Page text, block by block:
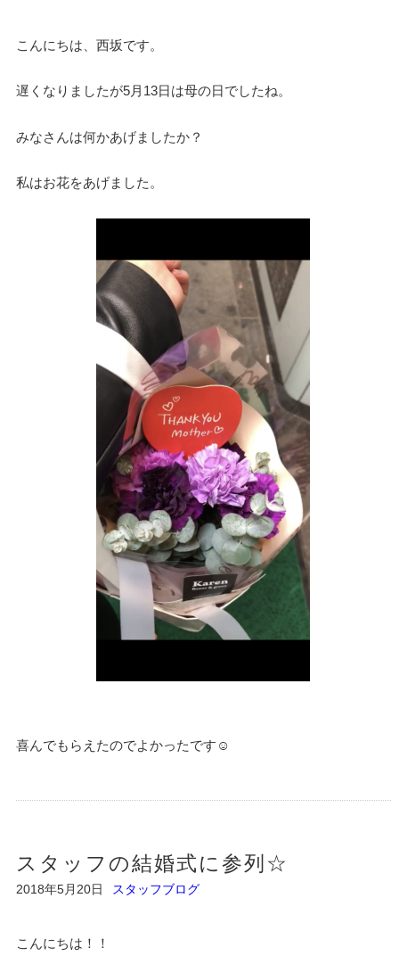
こんにちは、西坂です。
遅くなりましたが5月13日は母の日でしたね。
みなさんは何かあげましたか？
私はお花をあげました。
喜んでもらえたのでよかったです☺
スタッフの結婚式に参列☆
2018年5月20日 スタッフブログ
こんにちは！！